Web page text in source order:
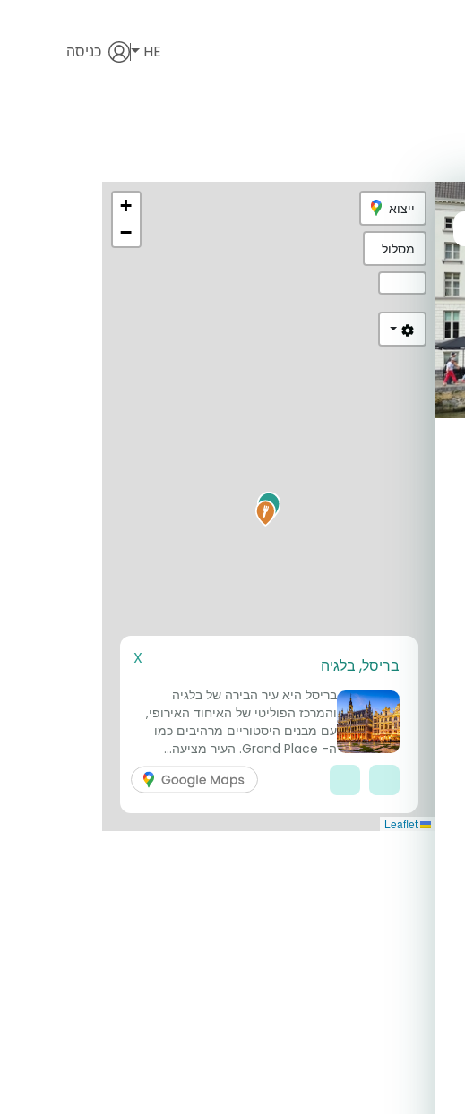
HE כניסה
1
+
−
ייצוא
מסלול
X בריסל, בלגיה
בריסל היא עיר הבירה של בלגיה
והמרכז הפוליטי של האיחוד האירופי,
עם מבנים היסטוריים מרהיבים כמו
ה- Grand Place. העיר מציעה...